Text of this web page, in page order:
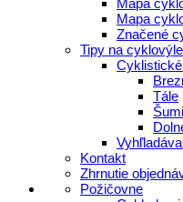
Mapa
Mapa
Značené
Tipy na
Tále
Kontakt
Zhrnutie
Požičovne